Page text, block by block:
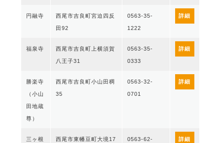
円融寺 西尾市吉良町宮迫四反
田92
0563-35-
1222
詳細
福泉寺 西尾市吉良町上横須賀
八王子31
0563-35-
0333
詳細
勝楽寺
（小山
田地蔵
尊）
西尾市吉良町小山田稠
35
0563-32-
0701
詳細
三ヶ根 西尾市東幡豆町大境17 0563-62- 詳細